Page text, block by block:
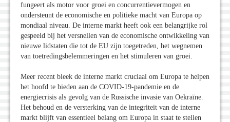
fungeert als motor voor groei en concurrentievermogen en
ondersteunt de economische en politieke macht van Europa op
mondiaal niveau. De interne markt heeft ook een belangrijke rol
gespeeld bij het versnellen van de economische ontwikkeling van
nieuwe lidstaten die tot de EU zijn toegetreden, het wegnemen
van toetredingsbelemmeringen en het stimuleren van groei.
Meer recent bleek de interne markt cruciaal om Europa te helpen
het hoofd te bieden aan de COVID-19-pandemie en de
energiecrisis als gevolg van de Russische invasie van Oekraïne.
Het behoud en de versterking van de integriteit van de interne
markt blijft van essentieel belang om Europa in staat te stellen